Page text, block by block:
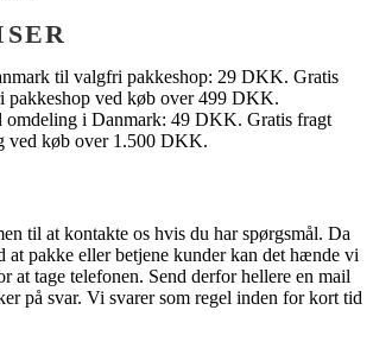
til valgfri pakkeshop: 29 DKK. Gratis
pakkeshop ved køb over 499 DKK.
omdeling i Danmark: 49 DKK. Gratis fragt
ved køb over 1.500 DKK.
til at kontakte os hvis du har spørgsmål. Da
at pakke eller betjene kunder kan det hænde vi
at tage telefonen. Send derfor hellere en mail
på svar. Vi svarer som regel inden for kort tid